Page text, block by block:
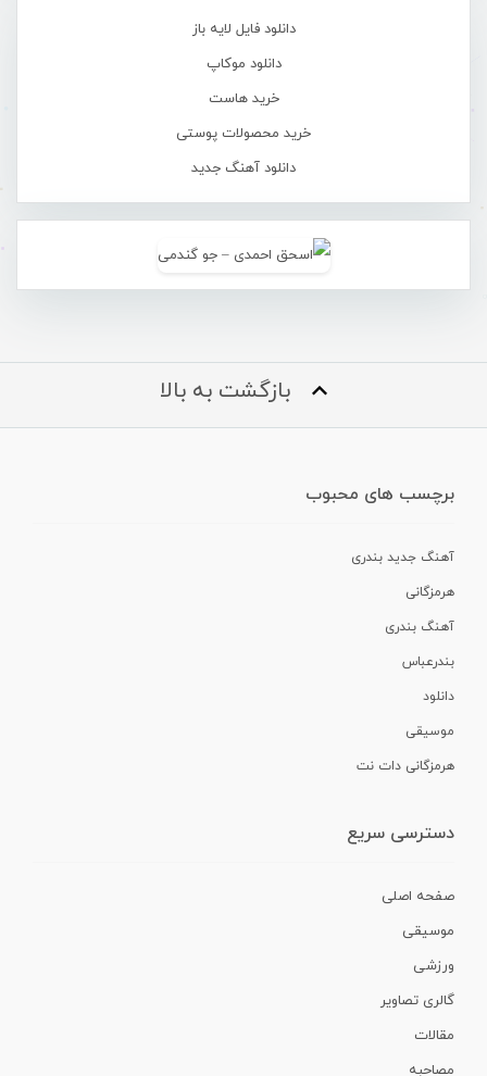
دانلود فایل لایه باز
دانلود موکاپ
خرید هاست
خرید محصولات پوستی
دانلود آهنگ جدید
بازگشت به بالا
برچسب های محبوب
آهنگ جدید بندری
هرمزگانی
آهنگ بندری
بندرعباس
دانلود
موسیقی
هرمزگانی دات نت
دسترسی سریع
صفحه اصلی
موسیقی
ورزشی
گالری تصاویر
مقالات
مصاحبه